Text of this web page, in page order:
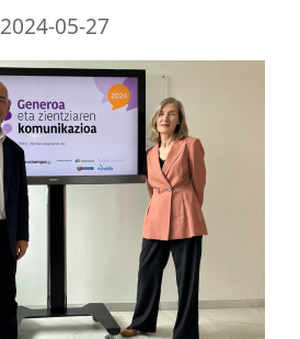
2024-05-27